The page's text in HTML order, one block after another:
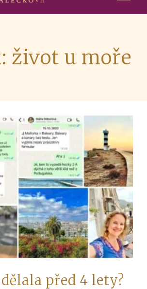
život u moře
před 4 lety?